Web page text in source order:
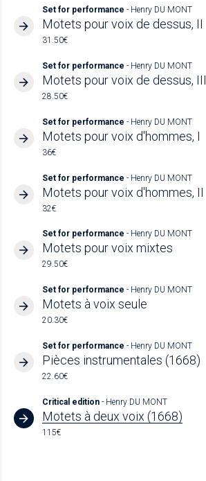
Set for performance - Henry DU MONT
Motets pour voix de dessus, II
31.50€
Set for performance - Henry DU MONT
Motets pour voix de dessus, III
28.50€
Set for performance - Henry DU MONT
Motets pour voix d'hommes, I
36€
Set for performance - Henry DU MONT
Motets pour voix d'hommes, II
32€
Set for performance - Henry DU MONT
Motets pour voix mixtes
29.50€
Set for performance - Henry DU MONT
Motets à voix seule
20.30€
Set for performance - Henry DU MONT
Pièces instrumentales (1668)
22.60€
Critical edition - Henry DU MONT
Motets à deux voix (1668)
115€